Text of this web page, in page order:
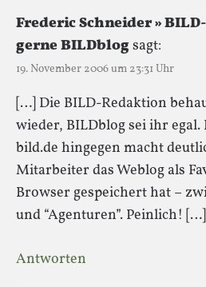
Frederic Schneider »
gerne BILDblogsagt:
19. November 2006 um 23:31 Uhr
[…] Die BILD-Redaktion
wieder, BILDblog sei ihr
bild.de hingegen macht
Mitarbeiter das Weblog als
Browser gespeichert hat –
und “Agenturen”. Peinlich! […]
Antworten